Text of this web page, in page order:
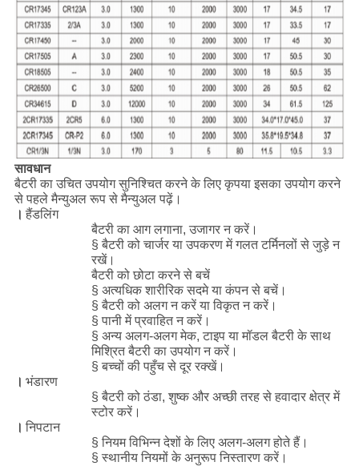
सावधान
बैटरी का उचित उपयोग सुनिश्चित करने के लिए कृपया इसका उपयोग करने
से पहले मैन्युअल रूप से मैन्युअल पढ़ें।
। हैंडलिंग
बैटरी का आग लगाना, उजागर न करें।
§ बैटरी को चार्जर या उपकरण में गलत टर्मिनलों से जुड़े न
रखें।
बैटरी को छोटा करने से बचें
§ अत्यधिक शारीरिक सदमे या कंपन से बचें।
§ बैटरी को अलग न करें या विकृत न करें।
§ पानी में प्रवाहित न करें।
§ अन्य अलग-अलग मेक, टाइप या मॉडल बैटरी के साथ
मिश्रित बैटरी का उपयोग न करें।
§ बच्चों की पहुँच से दूर रक्खें।
। भंडारण
§ बैटरी को ठंडा, शुष्क और अच्छी तरह से हवादार क्षेत्र में
स्टोर करें।
। निपटान
§ नियम विभिन्न देशों के लिए अलग-अलग होते हैं।
§ स्थानीय नियमों के अनुरूप निस्तारण करें।